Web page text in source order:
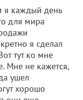
я каждый день
для мира
я сделал
тут ко мне
Мне не кажется,
ушел
хорошо